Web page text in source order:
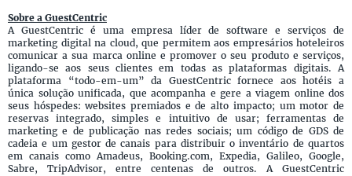
Sobre a GuestCentric
A GuestCentric é uma empresa líder de software e serviços de
marketing digital na cloud, que permitem aos empresários hoteleiros
comunicar a sua marca online e promover o seu produto e serviços,
ligando-se aos seus clientes em todas as plataformas digitais. A
plataforma “todo-em-um” da GuestCentric fornece aos hotéis a
única solução unificada, que acompanha e gere a viagem online dos
seus hóspedes: websites premiados e de alto impacto; um motor de
reservas integrado, simples e intuitivo de usar; ferramentas de
marketing e de publicação nas redes sociais; um código de GDS de
cadeia e um gestor de canais para distribuir o inventário de quartos
em canais como Amadeus, Booking.com, Expedia, Galileo, Google,
Sabre, TripAdvisor, entre centenas de outros. A GuestCentric